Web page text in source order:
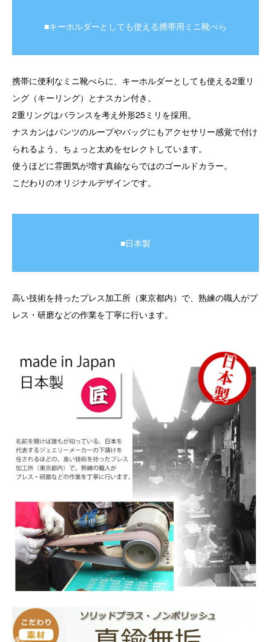
■キーホルダーとしても使える携帯用ミニ靴べら
携帯に便利なミニ靴べらに、キーホルダーとしても使える2重リ
ング（キーリング）とナスカン付き。
2重リングはバランスを考え外形25ミリを採用。
ナスカンはパンツのループやバッグにもアクセサリー感覚で付け
られるよう、ちょっと太めをセレクトしています。
使うほどに雰囲気が増す真鍮ならではのゴールドカラー。
こだわりのオリジナルデザインです。
■日本製
高い技術を持ったプレス加工所（東京都内）で、熟練の職人がプ
レス・研磨などの作業を丁寧に行います。